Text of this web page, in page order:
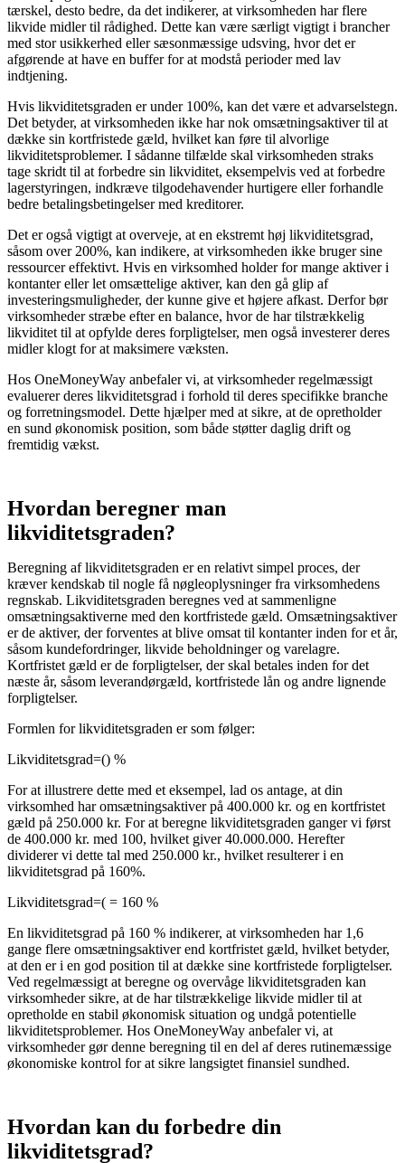
tærskel, desto bedre, da det indikerer, at virksomheden har flere
likvide midler til rådighed. Dette kan være særligt vigtigt i brancher
med stor usikkerhed eller sæsonmæssige udsving, hvor det er
afgørende at have en buffer for at modstå perioder med lav
indtjening.
Hvis likviditetsgraden er under 100%, kan det være et advarselstegn.
Det betyder, at virksomheden ikke har nok omsætningsaktiver til at
dække sin kortfristede gæld, hvilket kan føre til alvorlige
likviditetsproblemer. I sådanne tilfælde skal virksomheden straks
tage skridt til at forbedre sin likviditet, eksempelvis ved at forbedre
lagerstyringen, indkræve tilgodehavender hurtigere eller forhandle
bedre betalingsbetingelser med kreditorer.
Det er også vigtigt at overveje, at en ekstremt høj likviditetsgrad,
såsom over 200%, kan indikere, at virksomheden ikke bruger sine
ressourcer effektivt. Hvis en virksomhed holder for mange aktiver i
kontanter eller let omsættelige aktiver, kan den gå glip af
investeringsmuligheder, der kunne give et højere afkast. Derfor bør
virksomheder stræbe efter en balance, hvor de har tilstrækkelig
likviditet til at opfylde deres forpligtelser, men også investerer deres
midler klogt for at maksimere væksten.
Hos OneMoneyWay anbefaler vi, at virksomheder regelmæssigt
evaluerer deres likviditetsgrad i forhold til deres specifikke branche
og forretningsmodel. Dette hjælper med at sikre, at de opretholder
en sund økonomisk position, som både støtter daglig drift og
fremtidig vækst.
Hvordan beregner man
likviditetsgraden?
Beregning af likviditetsgraden er en relativt simpel proces, der
kræver kendskab til nogle få nøgleoplysninger fra virksomhedens
regnskab. Likviditetsgraden beregnes ved at sammenligne
omsætningsaktiverne med den kortfristede gæld. Omsætningsaktiver
er de aktiver, der forventes at blive omsat til kontanter inden for et år,
såsom kundefordringer, likvide beholdninger og varelagre.
Kortfristet gæld er de forpligtelser, der skal betales inden for det
næste år, såsom leverandørgæld, kortfristede lån og andre lignende
forpligtelser.
Formlen for likviditetsgraden er som følger:
Likviditetsgrad=() %
For at illustrere dette med et eksempel, lad os antage, at din
virksomhed har omsætningsaktiver på 400.000 kr. og en kortfristet
gæld på 250.000 kr. For at beregne likviditetsgraden ganger vi først
de 400.000 kr. med 100, hvilket giver 40.000.000. Herefter
dividerer vi dette tal med 250.000 kr., hvilket resulterer i en
likviditetsgrad på 160%.
Likviditetsgrad=( = 160 %
En likviditetsgrad på 160 % indikerer, at virksomheden har 1,6
gange flere omsætningsaktiver end kortfristet gæld, hvilket betyder,
at den er i en god position til at dække sine kortfristede forpligtelser.
Ved regelmæssigt at beregne og overvåge likviditetsgraden kan
virksomheder sikre, at de har tilstrækkelige likvide midler til at
opretholde en stabil økonomisk situation og undgå potentielle
likviditetsproblemer. Hos OneMoneyWay anbefaler vi, at
virksomheder gør denne beregning til en del af deres rutinemæssige
økonomiske kontrol for at sikre langsigtet finansiel sundhed.
Hvordan kan du forbedre din
likviditetsgrad?